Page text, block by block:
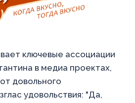
ключевые ассоциации
в медиа проектах,
довольного
удовольствия: "Да,